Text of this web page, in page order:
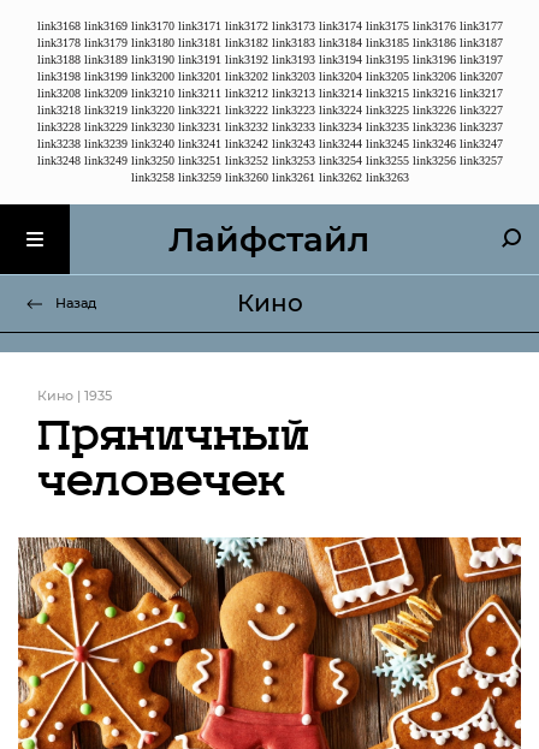
link3168 link3169 link3170 link3171 link3172 link3173 link3174 link3175 link3176 link3177
link3178 link3179 link3180 link3181 link3182 link3183 link3184 link3185 link3186 link3187
link3188 link3189 link3190 link3191 link3192 link3193 link3194 link3195 link3196 link3197
link3198 link3199 link3200 link3201 link3202 link3203 link3204 link3205 link3206 link3207
link3208 link3209 link3210 link3211 link3212 link3213 link3214 link3215 link3216 link3217
link3218 link3219 link3220 link3221 link3222 link3223 link3224 link3225 link3226 link3227
link3228 link3229 link3230 link3231 link3232 link3233 link3234 link3235 link3236 link3237
link3238 link3239 link3240 link3241 link3242 link3243 link3244 link3245 link3246 link3247
link3248 link3249 link3250 link3251 link3252 link3253 link3254 link3255 link3256 link3257
link3258 link3259 link3260 link3261 link3262 link3263
Лайфстайл
Назад Кино
Кино | 1935
Пряничный
человечек